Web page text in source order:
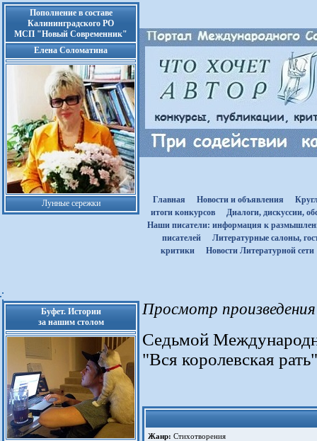
Пополнение в составе
Калининградского РО
МСП "Новый Современник"
Елена Соломатина
Лунные сережки Главная Новости и объявления
итоги конкурсов
Диалоги, дискуссии,
Наши писатели: информация к
писателей
Литературные салоны,
критики
Новости Литературной сети
Буфет. Истории
за нашим столом
Просмотр
Cедьмой
"Вся королевская
Жанр: Стихотворения